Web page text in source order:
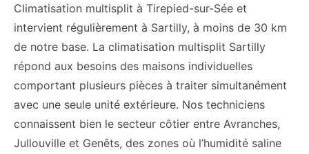
Climatisation multisplit à Tirepied-sur-Sée et
intervient régulièrement à Sartilly, à moins de 30 km
de notre base. La climatisation multisplit Sartilly
répond aux besoins des maisons individuelles
comportant plusieurs pièces à traiter simultanément
avec une seule unité extérieure. Nos techniciens
connaissent bien le secteur côtier entre Avranches,
Jullouville et Genêts, des zones où l’humidité saline